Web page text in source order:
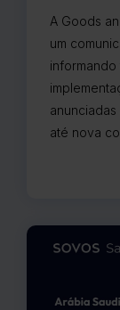
A Goods
um
até nova